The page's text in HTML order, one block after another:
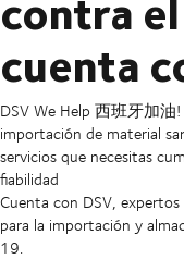
cuenta
DSV We Help 西班牙加油
importación de material
servicios que necesitas
fiabilidad
Cuenta con DSV,
para la importación y
19.